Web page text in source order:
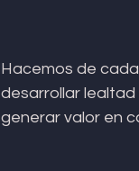
Hacemos de
desarrollar
generar valor en